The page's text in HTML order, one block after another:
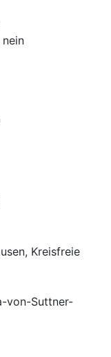
nein
Kreisfreie
von-Suttner-